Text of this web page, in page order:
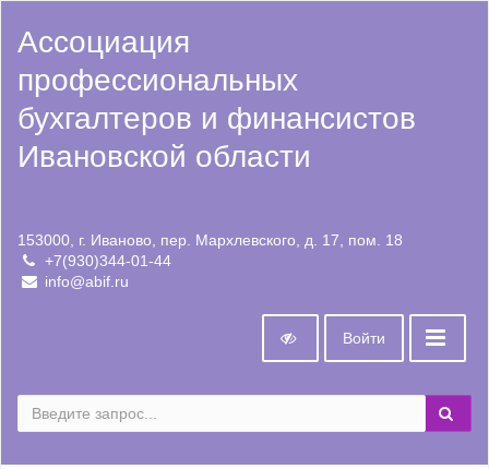
Ассоциация
профессиональных
бухгалтеров и финансистов
Ивановской области
153000, г. Иваново, пер. Мархлевского, д. 17, пом. 18
+7(930)344-01-44
info@abif.ru
Войти